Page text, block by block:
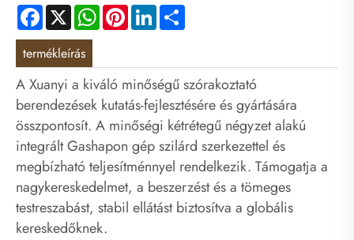
Facebook
X WhatsApp
PinterestLinkedIn
termékleírás
A Xuanyi a kiváló minőségű szórakoztató
berendezések kutatás-fejlesztésére és gyártására
összpontosít. A minőségi kétrétegű négyzet alakú
integrált Gashapon gép szilárd szerkezettel és
megbízható teljesítménnyel rendelkezik. Támogatja a
nagykereskedelmet, a beszerzést és a tömeges
testreszabást, stabil ellátást biztosítva a globális
kereskedőknek.